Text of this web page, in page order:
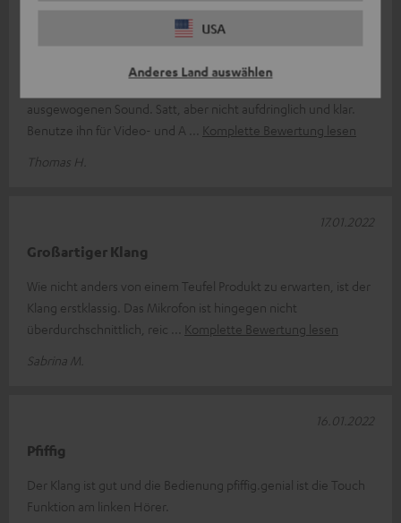
USA
Anderes Land auswählen
ausgewogenen Sound. Satt, aber nicht aufdringlich und klar.
Benutze ihn für Video- und A
Komplette Bewertung lesen
Thomas H.
Großartiger Klang
Wie nicht anders von einem Teufel Produkt zu erwarten, ist der
Klang erstklassig. Das Mikrofon ist hingegen nicht
überdurchschnittlich, reic
Komplette Bewertung lesen
Sabrina M.
17.01.2022
Pfiffig
Der Klang ist gut und die Bedienung pfiffig.genial ist die Touch
Funktion am linken Hörer.
16.01.2022